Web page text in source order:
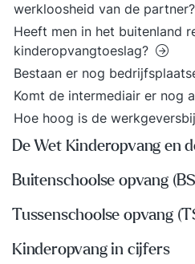
werkloosheid van de partner?
Heeft men in het buitenland
kinderopvangtoeslag?
Bestaan er nog
Komt de intermediair er nog
Hoe hoog is de
De Wet Kinderopvang en
Buitenschoolse opvang
Tussenschoolse opvang
Kinderopvang in cijfers